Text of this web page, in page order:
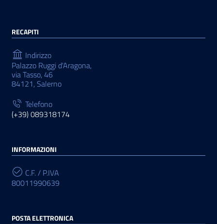
RECAPITI
Indirizzo
Palazzo Ruggi d'Aragona,
via Tasso, 46
84121, Salerno
Telefono
(+39) 089318174
INFORMAZIONI
C.F. / P.IVA
80011990639
POSTA ELETTRONICA